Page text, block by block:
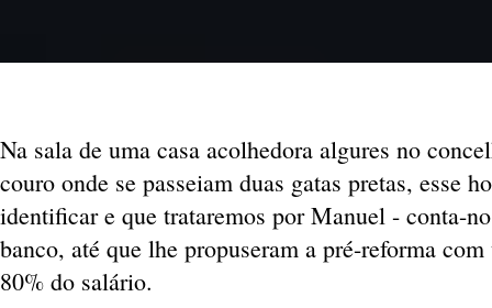
Na sala de uma casa acolhedora algures no
couro onde se passeiam duas gatas pretas, esse
identificar e que trataremos por Manuel - conta-
banco, até que lhe propuseram a pré-reforma
80% do salário.